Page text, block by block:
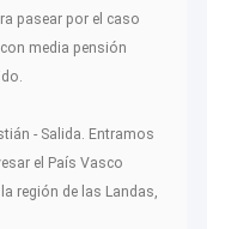
pasear por el caso
media pensión
- Salida. Entramos
el País Vasco
región de las Landas,